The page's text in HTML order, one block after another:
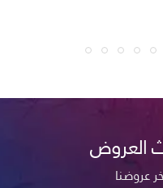
العروض
عروضنا